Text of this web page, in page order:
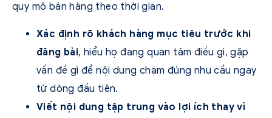
quy mô bán hàng theo thời gian.
Xác định rõ khách hàng mục tiêu trước khi
đăng bài, hiểu họ đang quan tâm điều gì, gặp
vấn đề gì để nội dung chạm đúng nhu cầu ngay
từ dòng đầu tiên.
Viết nội dung tập trung vào lợi ích thay vì